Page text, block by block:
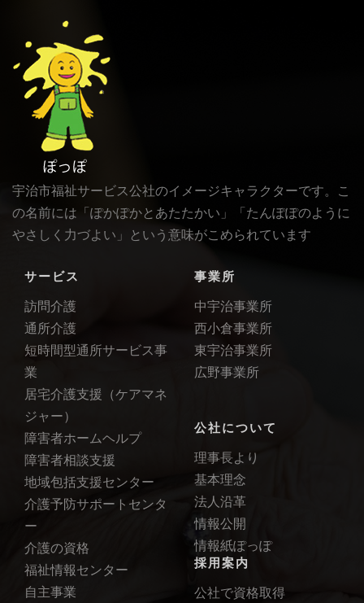
宇治市福祉サービス公社のイメージキャラクターです。こ
の名前には「ぽかぽかとあたたかい」「たんぽぽのように
やさしく力づよい」という意味がこめられています
サービス
訪問介護
通所介護
短時間型通所サービス事
業
居宅介護支援（ケアマネ
ジャー）
障害者ホームヘルプ
障害者相談支援
地域包括支援センター
介護予防サポートセンタ
ー
介護の資格
福祉情報センター
自主事業
事業所
中宇治事業所
西小倉事業所
東宇治事業所
広野事業所
公社について
理事長より
基本理念
法人沿革
情報公開
情報紙ぽっぽ
採用案内
公社で資格取得